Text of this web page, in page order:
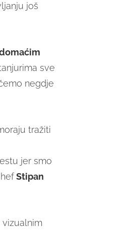
još
sve
negdje
tražiti
jer smo
Stipan